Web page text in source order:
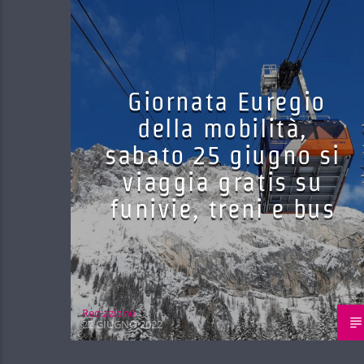
Giornata Euregio
della mobilità,
sabato 25 giugno si
viaggia gratis su
funivie, treni e bus
Red.azione
22 GIUGNO 2022